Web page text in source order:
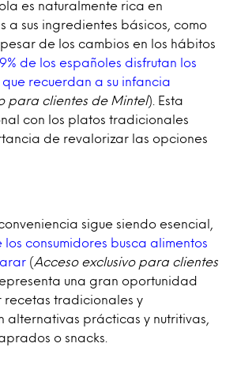
es naturalmente rica en
a sus ingredientes básicos, como
pesar de los cambios en los hábitos
de los españoles disfrutan los
recuerdan a su infancia
para clientes de Mintel). Esta
con los platos tradicionales
de revalorizar las opciones
sigue siendo esencial,
los consumidores busca alimentos
( Acceso exclusivo para clientes
una gran oportunidad
recetas tradicionales y
alternativas prácticas y nutritivas,
o snacks.